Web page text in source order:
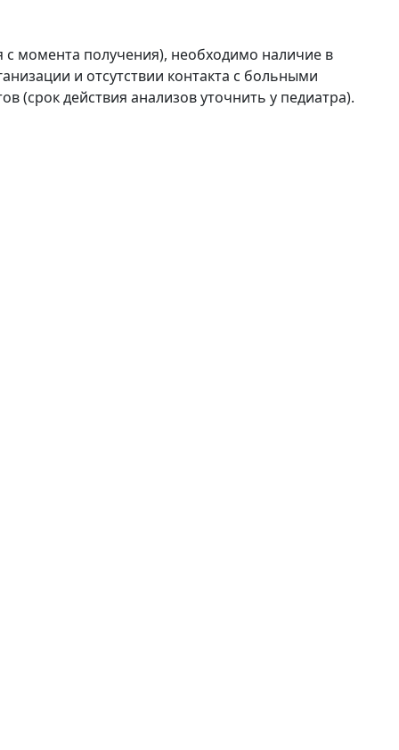
момента получения), необходимо наличие в
и отсутствии контакта с больными
(срок действия анализов уточнить у педиатра).